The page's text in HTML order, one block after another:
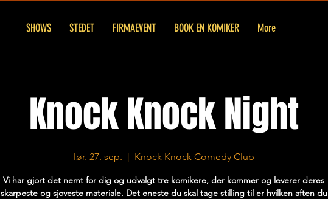
SHOWS STEDET FIRMAEVENT BOOK EN KOMIKER More
Knock Knock Night
lør. 27. sep.
  |
Knock Knock Comedy Club
Vi har gjort det nemt for dig og udvalgt tre komikere, der kommer og leverer deres
skarpeste og sjoveste materiale. Det eneste du skal tage stilling til er hvilken aften du